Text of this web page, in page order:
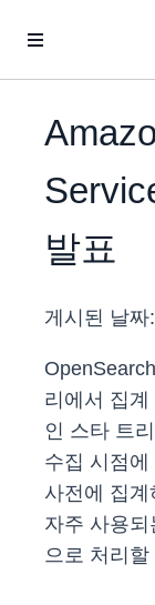
발표
게시된 날짜:
리에서 집
인 스타 트
수집 시점
사전에 집
자주 사용
으로 처리